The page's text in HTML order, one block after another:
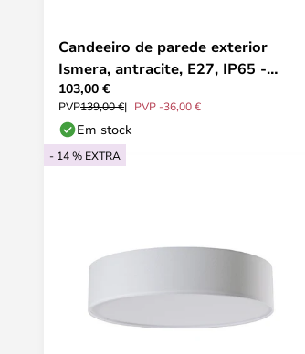
Candeeiro de parede exterior
Ismera, antracite, E27, IP65 -
Arcchio
103,00 €
PVP139,00 € PVP -36,00 €
Em stock
- 14 % EXTRA